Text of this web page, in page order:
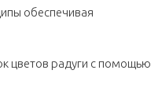
обеспечивая
цветов радуги с помощью